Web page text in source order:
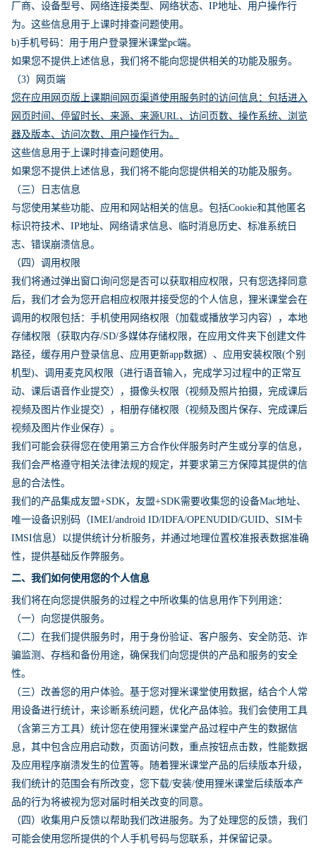
厂商、设备型号、网络连接类型、网络状态、IP地址、用户操作行
为。这些信息用于上课时排查问题使用。
b)手机号码：用于用户登录狸米课堂pc端。
如果您不提供上述信息，我们将不能向您提供相关的功能及服务。
（3）网页端
您在应用网页版上课期间网页渠道使用服务时的访问信息：包括进入
网页时间、停留时长、来源、来源URL、访问页数、操作系统、浏览
器及版本、访问次数、用户操作行为。
这些信息用于上课时排查问题使用。
如果您不提供上述信息，我们将不能向您提供相关的功能及服务。
（三）日志信息
与您使用某些功能、应用和网站相关的信息。包括Cookie和其他匿名
标识符技术、IP地址、网络请求信息、临时消息历史、标准系统日
志、错误崩溃信息。
（四）调用权限
我们将通过弹出窗口询问您是否可以获取相应权限，只有您选择同意
后，我们才会为您开启相应权限并接受您的个人信息，狸米课堂会在
调用的权限包括：手机使用网络权限（加载或播放学习内容），本地
存储权限（获取内存/SD/多媒体存储权限，在应用文件夹下创建文件
路径，缓存用户登录信息、应用更新app数据）、应用安装权限(个别
机型)、调用麦克风权限（进行语音输入，完成学习过程中的正常互
动、课后语音作业提交），摄像头权限（视频及照片拍摄，完成课后
视频及图片作业提交），相册存储权限（视频及图片保存、完成课后
视频及图片作业保存）。
我们可能会获得您在使用第三方合作伙伴服务时产生或分享的信息，
我们会严格遵守相关法律法规的规定，并要求第三方保障其提供的信
息的合法性。
我们的产品集成友盟+SDK，友盟+SDK需要收集您的设备Mac地址、
唯一设备识别码（IMEI/android ID/IDFA/OPENUDID/GUID、SIM卡
IMSI信息）以提供统计分析服务，并通过地理位置校准报表数据准确
性，提供基础反作弊服务。
二、我们如何使用您的个人信息
我们将在向您提供服务的过程之中所收集的信息用作下列用途：
（一）向您提供服务。
（二）在我们提供服务时，用于身份验证、客户服务、安全防范、诈
骗监测、存档和备份用途，确保我们向您提供的产品和服务的安全
性。
（三）改善您的用户体验。基于您对狸米课堂使用数据，结合个人常
用设备进行统计，来诊断系统问题，优化产品体验。我们会使用工具
（含第三方工具）统计您在使用狸米课堂产品过程中产生的数据信
息，其中包含应用启动数，页面访问数，重点按钮点击数，性能数据
及应用程序崩溃发生的位置等。随着狸米课堂产品的后续版本升级，
我们统计的范围会有所改变，您下载/安装/使用狸米课堂后续版本产
品的行为将被视为您对届时相关改变的同意。
（四）收集用户反馈以帮助我们改进服务。为了处理您的反馈，我们
可能会使用您所提供的个人手机号码与您联系，并保留记录。